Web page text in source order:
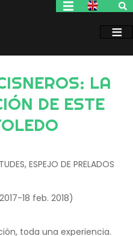
DE ESTE
ESPEJO DE PRELADOS
18 feb. 2018)
toda una experiencia.